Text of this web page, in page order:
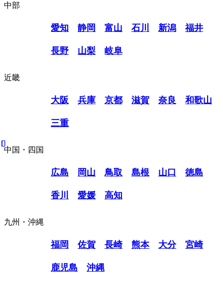
中部
愛知 静岡 富山 石川 新潟 福井
長野 山梨 岐阜
近畿
大阪 兵庫 京都 滋賀 奈良 和歌山
三重
中国・四国
広島 岡山 鳥取 島根 山口 徳島
香川 愛媛 高知
九州・沖縄
福岡 佐賀 長崎 熊本 大分 宮崎
鹿児島 沖縄